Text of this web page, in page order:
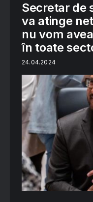
Secretar de
va atinge
nu vom
în toate
24.04.2024